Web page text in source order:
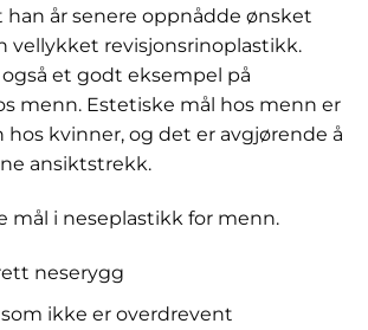
han år senere oppnådde ønsket
vellykket revisjonsrinoplastikk.
et godt eksempel på
menn. Estetiske mål hos menn er
hos kvinner, og det er avgjørende å
ansiktstrekk.
mål i neseplastikk for menn.
neserygg
ikke er overdrevent